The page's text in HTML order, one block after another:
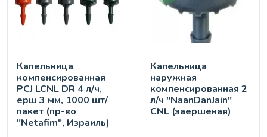
Капельница
компенсированная
PCJ LCNL DR 4 л/ч,
ерш 3 мм, 1000 шт/
пакет (пр-во
"Netafim", Израиль)
Капельница
наружная
компенсированная 2
л/ч "NaanDanJain"
CNL (заершеная)